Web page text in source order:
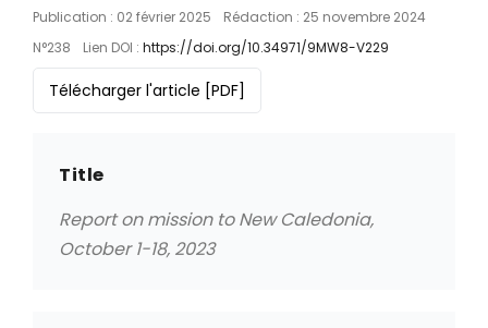
Publication : 02 février 2025
Rédaction : 25 novembre 2024
N°238
Lien DOI : https://doi.org/10.34971/9MW8-V229
Télécharger l'article [PDF]
Title
Report on mission to New Caledonia,
October 1-18, 2023